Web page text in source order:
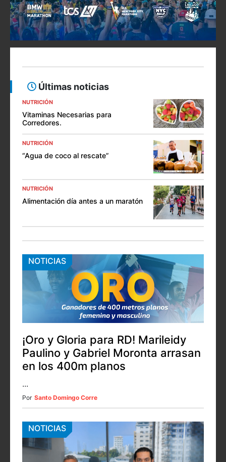
Últimas noticias
NUTRICIÓN
Vitaminas Necesarias para
Corredores.
NUTRICIÓN
“Agua de coco al rescate”
NUTRICIÓN
Alimentación día antes a un maratón
NOTICIAS
¡Oro y Gloria para RD! Marileidy
Paulino y Gabriel Moronta arrasan
en los 400m planos
...
Por Santo Domingo Corre
NOTICIAS